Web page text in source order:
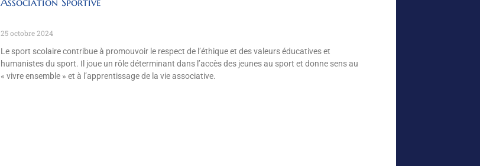
25 octobre 2024
Le sport scolaire contribue à promouvoir le respect de l’éthique et des valeurs éducatives et
humanistes du sport. Il joue un rôle déterminant dans l’accès des jeunes au sport et donne sens au
« vivre ensemble » et à l’apprentissage de la vie associative.